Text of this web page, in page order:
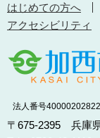
はじめての方へ
アクセシビリティ
法人番号
〒675-2395 兵庫